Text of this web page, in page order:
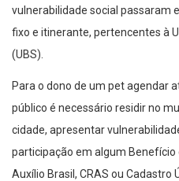
vulnerabilidade social passaram
fixo e itinerante, pertencentes à
(UBS).
Para o dono de um pet agendar
público é necessário residir no
cidade, apresentar
participação em algum Benefício
Auxílio Brasil, CRAS ou Cadastro